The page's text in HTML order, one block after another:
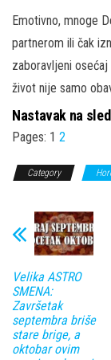
Emotivno, mnoge
partnerom ili čak
zaboravljeni
život nije samo
Nastavak na
Pages: 1 2
Category
Velika ASTRO
SMENA:
Završetak
septembra briše
stare brige, a
oktobar ovim